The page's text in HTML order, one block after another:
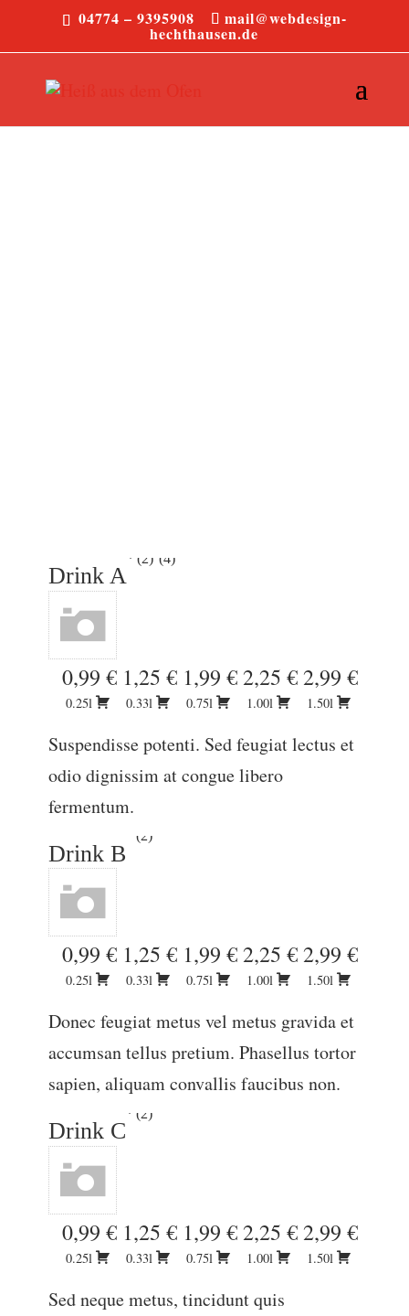
04774 – 9395908 mail@webdesign-
hechthausen.de
Drink A
2 4
0,99 €
0.25l
1,25 €
0.33l
1,99 €
0.75l
2,25 €
1.00l
2,99 €
1.50l
Suspendisse potenti. Sed feugiat lectus et
odio dignissim at congue libero
fermentum.
Drink B
2
0,99 €
0.25l
1,25 €
0.33l
1,99 €
0.75l
2,25 €
1.00l
2,99 €
1.50l
Donec feugiat metus vel metus gravida et
accumsan tellus pretium. Phasellus tortor
sapien, aliquam convallis faucibus non.
Drink C
2
0,99 €
0.25l
1,25 €
0.33l
1,99 €
0.75l
2,25 €
1.00l
2,99 €
1.50l
Sed neque metus, tincidunt quis